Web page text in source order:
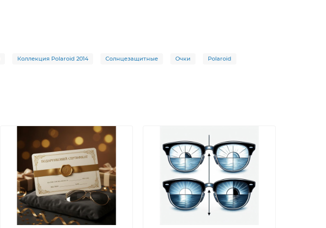
Коллекция Polaroid 2014 Солнцезащитные Очки Polaroid